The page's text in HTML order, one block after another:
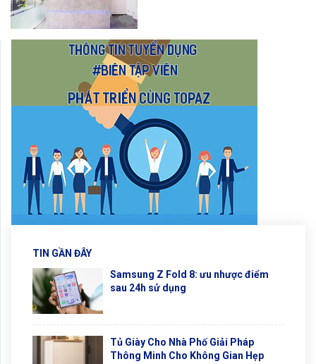
TIN GẦN ĐÂY
Samsung Z Fold 8: ưu nhược điểm
sau 24h sử dụng
Tủ Giày Cho Nhà Phố Giải Pháp
Thông Minh Cho Không Gian Hẹp